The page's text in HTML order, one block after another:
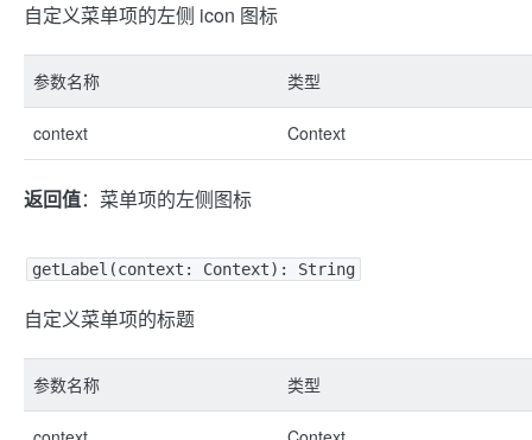
自定义菜单项的左侧 icon 图标
参数名称 类型
context Context
返回值：菜单项的左侧图标
getLabel(context: Context): String
自定义菜单项的标题
参数名称 类型